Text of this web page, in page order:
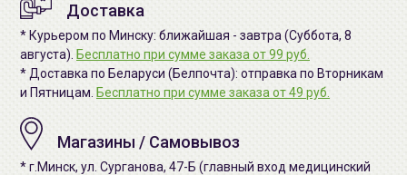
Доставка
* Курьером по Минску: ближайшая - завтра (Суббота, 8
августа). Бесплатно при сумме заказа от 99 руб.
* Доставка по Беларуси (Белпочта): отправка по Вторникам
и Пятницам. Бесплатно при сумме заказа от 49 руб.
Магазины / Самовывоз
* г.Минск, ул. Сурганова, 47-Б (главный вход медицинский